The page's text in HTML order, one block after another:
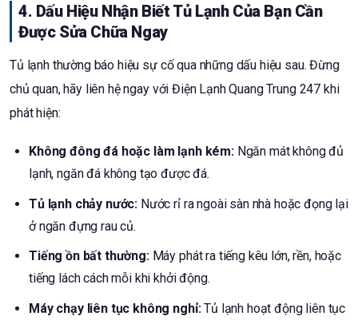
4. Dấu Hiệu Nhận Biết Tủ Lạnh Của Bạn Cần
Được Sửa Chữa Ngay
Tủ lạnh thường báo hiệu sự cố qua những dấu hiệu sau. Đừng
chủ quan, hãy liên hệ ngay với Điện Lạnh Quang Trung 247 khi
phát hiện:
Không đông đá hoặc làm lạnh kém:Ngăn mát không đủ
lạnh, ngăn đá không tạo được đá.
Tủ lạnh chảy nước: Nước rỉ ra ngoài sàn nhà hoặc đọng lại
ở ngăn đựng rau củ.
Tiếng ồn bất thường:Máy phát ra tiếng kêu lớn, rền, hoặc
tiếng lách cách mỗi khi khởi động.
Máy chạy liên tục không nghỉ:Tủ lạnh hoạt động liên tục